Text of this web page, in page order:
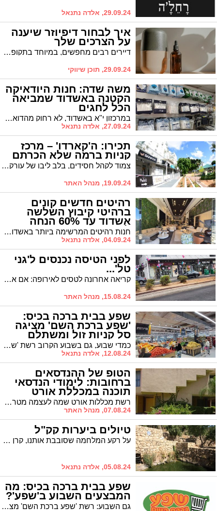
29.09.24, אלדה נתנאל
איך לבחור דיפיוזר שיענה
על הצרכים שלך
דיירים רבים מחפשים, במיוחד בתקופה זו, דרכים להרגיע את הגוף והנפש וליצור סביבה ביתית מרגיעה. דיפיוזר לשמנים אתריים הוא כלי יעיל ופשוט המפיץ ניחוחות עדינים ונעימים ברחבי החלל, מה שיכול לתרום משמעותית לאווירה הכללית ולתחושת הנינוחות.
29.09.24, תוכן שיווקי
משה שדה: חנות היודאיקה
הקטנה באשדוד שמביאה
הכל לחגים
במרכזון י"א באשדוד, לא רחוק מהדואר, נמצאת חנות קטנה שמוכרת לכולם - "משה שדה". חנות זו היא יותר מסתם מקום לקניות; היא מקום שמייצג שורשים, מסורת וקשר עמיד לדורות. משה שדה, האיש שמאחורי החנות, מוכר היטב בקהילה, ותמיד עומד לרשות לקוחותיו בחיוך ובמסירות, במיוחד בתקופות החגים.
27.09.24, אלדה נתנאל
תכירו: ה'קארדו' – מרכז
קניות ברמה שלא הכרתם
צמוד לקהל חסידים, בלב ליבו של עורק החיים הפועם של העיר, הוקם מרכז העסקים 'הקארדו'. בזמן שבעלך בתפילה, תוכלי למצוא הכל, במקום אחד ובהיצע שלא קיים במקום אחר בעיר
19.09.24, מנהל האתר
רהיטים חדשים קונים
ברהיטי קיבוץ השלשה
אשדוד עד 60% הנחה
לחגים חנות רהיטים המרשימה ביותר באשדוד והסביבה, שייכת לרהיטי קיבוץ השלושה – 2 קומות גדולות עם מבחר גדול של רהיטים עם העיצובים הכי חמים בשוק
04.09.24, אלדה נתנאל
לפני הטיסה נכנסים ל'גני
טל'...
קריאה אחרונה לטסים לאירופה: אם אתם חולמים על טיסה זוגית לאירופה, פשוט הכנסו לאחת החנויות בשדרת המסחר גני טל. מי יודע, אולי הקניה תסתיים בטיסה
15.08.24, מנהל האתר
שפע בבית ברכה בכיס:
'שפע ברכת השם' מציגה
סל קניות זול ומשתלם
וחווית קניה כמדי שבוע, גם בשבוע הקרוב רשת 'שפע ברכת השם', הידועה במחיריה הזולים ובחוויית הקניה הקיימת בסניפי הרשת, מציעה לקהל לקוחותיה סדרת הנחות ומבצעים מיוחדים.
12.08.24, אלדה נתנאל
הטופ של ההנדסאים
ברחובות: לימודי הנדסאי
תוכנה במכללת אורט
רחובות רשת מכללות אורט שמה לעצמה מטרה לסלול את הדרך להשתלבות חרדית בעולם ההייטק תוך שמירה על אורח חיים חרדי ורמה מקצועית מובילה | מכללת אורט רחובות, בשיתוף עם ישיבת מעיין חי, מציעה לך הזדמנות נדירה ללמוד הנדסאי תוכנה ברמה הגבוהה ביותר, בסביבה המותאמת במיוחד עבורך - כל הפרטים
07.08.24, מנהל האתר
טיולים ביערות קק"ל
על רקע המלחמה שסובבת אותנו, קרן קימת לישראל מזמינה את הציבור לטיולים ביערות קק"ל
05.08.24, אלדה נתנאל
שפע בבית ברכה בכיס: מה
המבצעים השבוע ב'שפע'?
גם השבוע: רשת 'שפע ברכת השם' מציגה סל קניות זול ומשתלם וחווית קניה